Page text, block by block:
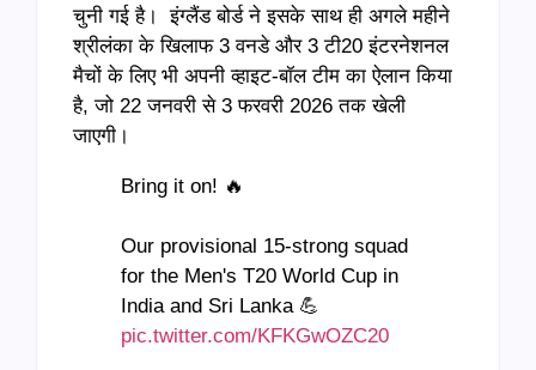
चुनी गई है। इंग्लैंड बोर्ड ने इसके साथ ही अगले महीने
श्रीलंका के खिलाफ 3 वनडे और 3 टी20 इंटरनेशनल
मैचों के लिए भी अपनी व्हाइट-बॉल टीम का ऐलान किया
है, जो 22 जनवरी से 3 फरवरी 2026 तक खेली
जाएगी।
Bring it on! 🔥
Our provisional 15-strong squad
for the Men's T20 World Cup in
India and Sri Lanka 💪
pic.twitter.com/KFKGwOZC20